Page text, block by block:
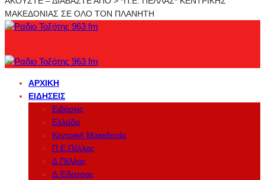
ΜΑΚΕΔΟΝΙΑΣ ΣΕ ΟΛΟ ΤΟΝ ΠΛΑΝΗΤΗ
ΑΡΧΙΚΉ
ΕΙΔΉΣΕΙΣ
Ειδήσεις
Ελλάδα
Κεντρική Μακεδονία
Π.Ε.Πέλλας
Δ.Πέλλας
Δ.Έδεσσας